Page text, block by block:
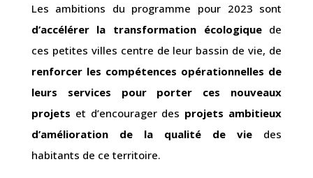
Les ambitions du programme pour 2023 sont
d’accélérer la transformation écologiquede
ces petites villes centre de leur bassin de vie, de
renforcer les compétences opérationnelles de
leurs services pour porter ces nouveaux
projets et d’encourager des projets ambitieux
d’amélioration de la qualité de vie des
habitants de ce territoire.